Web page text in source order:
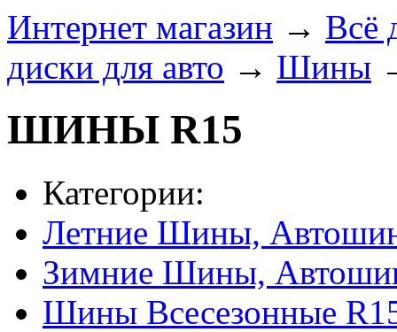
Интернет магазин → Всё
диски для авто → Шины
ШИНЫ R15
Категории:
Летние Шины,
Зимние Шины,
Шины Всесезонные